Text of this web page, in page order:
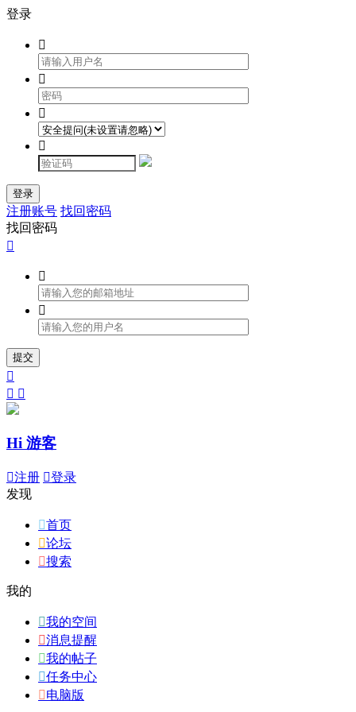
登录




登录
注册账号 找回密码
找回密码



提交

 
Hi 游客
注册 登录
发现
首页
论坛
搜索
我的
我的空间
消息提醒
我的帖子
任务中心
电脑版